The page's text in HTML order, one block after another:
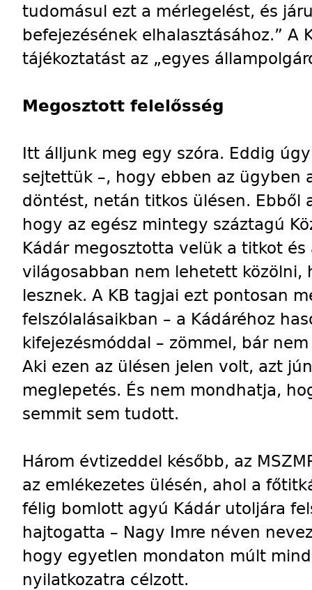
tudomásul ezt a mérlegelést, és
befejezésének elhalasztásához.” A
tájékoztatást az „egyes
Megosztott felelősség
Itt álljunk meg egy szóra. Eddig
sejtettük –, hogy ebben az ügyben
döntést, netán titkos ülésen. Ebből
hogy az egész mintegy száztagú
Kádár megosztotta velük a titkot
világosabban nem lehetett közölni,
lesznek. A KB tagjai ezt pontosan
felszólalásaikban – a Kádáréhoz
kifejezésmóddal – zömmel, bár
Aki ezen az ülésen jelen volt, azt
meglepetés. És nem mondhatja,
semmit sem tudott.
Három évtizeddel később, az
az emlékezetes ülésén, ahol a
félig bomlott agyú Kádár utoljára
hajtogatta – Nagy Imre néven
hogy egyetlen mondaton múlt
nyilatkozatra célzott.